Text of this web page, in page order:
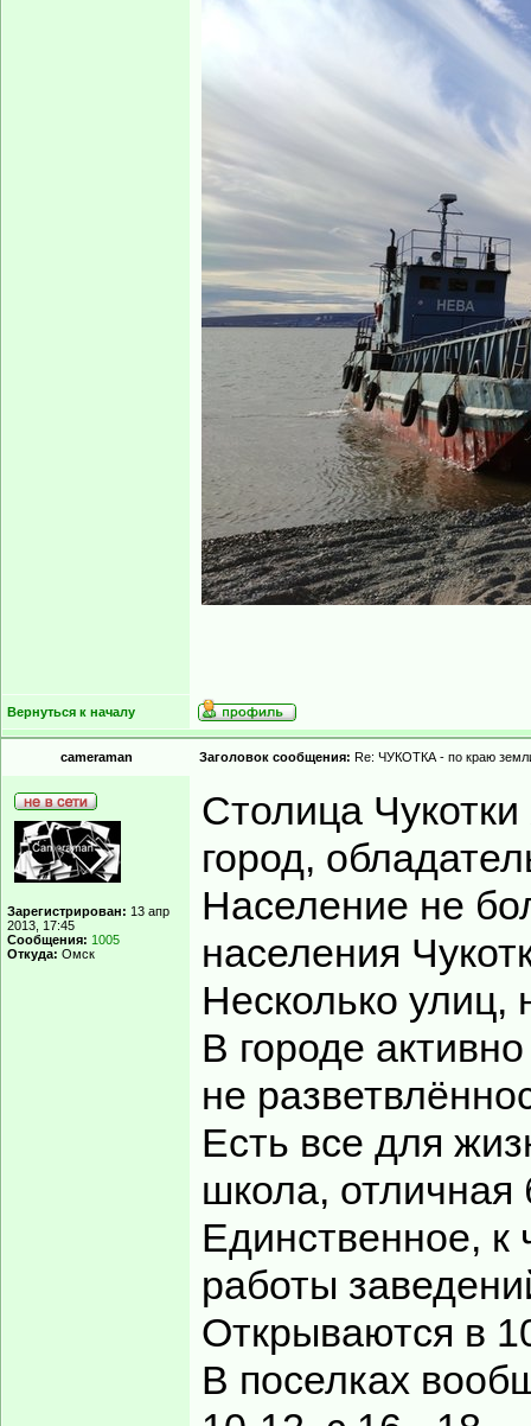
Вернуться к началу
cameraman Заголовок сообщения: Re: ЧУКОТКА - по краю
Зарегистрирован: 13 апр
2013, 17:45
Сообщения: 1005
Откуда: Омск
Столица Чукотки
город,
Население не
населения
Несколько улиц,
В городе
не
Есть все для
школа, отличная
Единственное, к
работы
Открываются в
В поселках